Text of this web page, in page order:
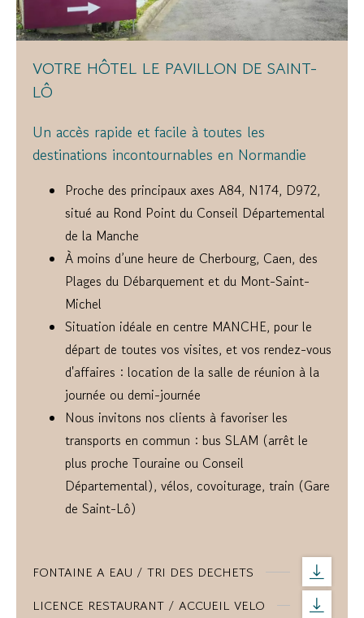
VOTRE HÔTEL LE PAVILLON DE SAINT-
LÔ
Un accès rapide et facile à toutes les
destinations incontournables en Normandie
Proche des principaux axes A84, N174, D972,
situé au Rond Point du Conseil Départemental
de la Manche
À moins d’une heure de Cherbourg, Caen, des
Plages du Débarquement et du Mont-Saint-
Michel
Situation idéale en centre MANCHE, pour le
départ de toutes vos visites, et vos rendez-vous
d'affaires : location de la salle de réunion à la
journée ou demi-journée
Nous invitons nos clients à favoriser les
transports en commun : bus SLAM (arrêt le
plus proche Touraine ou Conseil
Départemental), vélos, covoiturage, train (Gare
de Saint-Lô)
FONTAINE A EAU / TRI DES DECHETS
LICENCE RESTAURANT / ACCUEIL VELO